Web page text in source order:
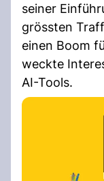
seiner
grössten
einen Boom
weckte
AI-Tools.